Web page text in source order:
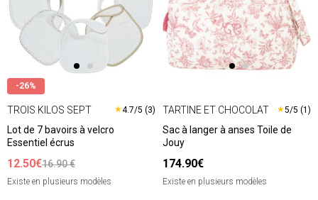
-26%
TROIS KILOS SEPT ★4.7/5 (3)
Lot de 7 bavoirs à velcro
Essentiel écrus
12.50€16.90 €
Existe en plusieurs modèles
TARTINE ET CHOCOLAT ★5/5 (1)
Sac à langer à anses Toile de
Jouy
174.90€
Existe en plusieurs modèles